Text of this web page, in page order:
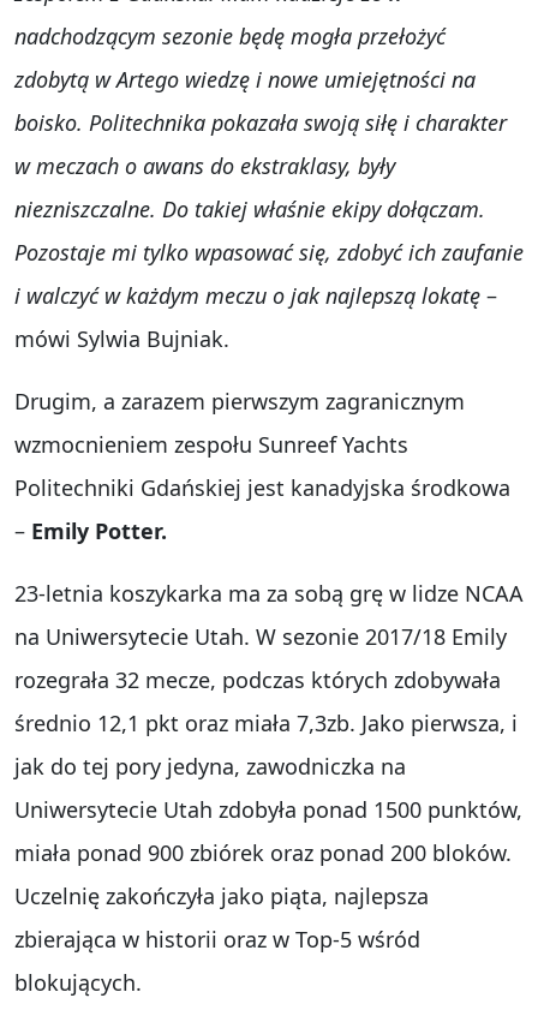
nadchodzącym sezonie będę mogła przełożyć
zdobytą w Artego wiedzę i nowe umiejętności na
boisko. Politechnika pokazała swoją siłę i charakter
w meczach o awans do ekstraklasy, były
niezniszczalne. Do takiej właśnie ekipy dołączam.
Pozostaje mi tylko wpasować się, zdobyć ich zaufanie
i walczyć w każdym meczu o jak najlepszą lokatę –
mówi Sylwia Bujniak.
Drugim, a zarazem pierwszym zagranicznym
wzmocnieniem zespołu Sunreef Yachts
Politechniki Gdańskiej jest kanadyjska środkowa
– Emily Potter.
23-letnia koszykarka ma za sobą grę w lidze NCAA
na Uniwersytecie Utah. W sezonie 2017/18 Emily
rozegrała 32 mecze, podczas których zdobywała
średnio 12,1 pkt oraz miała 7,3zb. Jako pierwsza, i
jak do tej pory jedyna, zawodniczka na
Uniwersytecie Utah zdobyła ponad 1500 punktów,
miała ponad 900 zbiórek oraz ponad 200 bloków.
Uczelnię zakończyła jako piąta, najlepsza
zbierająca w historii oraz w Top-5 wśród
blokujących.